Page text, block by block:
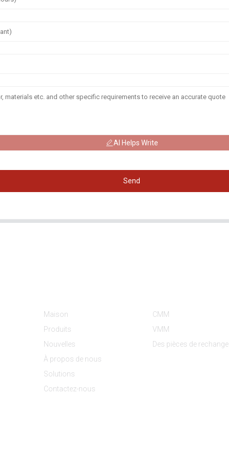
AI Helps Write
Send
Maison
Produits
Nouvelles
À propos de nous
Solutions
Contactez-nous
CMM
VMM
Des pièces de rechange